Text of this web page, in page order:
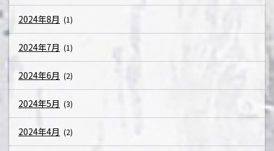
2024年8月 (1)
2024年7月 (1)
2024年6月 (2)
2024年5月 (3)
2024年4月 (2)